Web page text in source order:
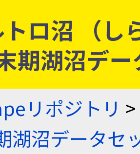
ロ沼 （
期湖沼デ
リポジトリ >
湖沼データセ